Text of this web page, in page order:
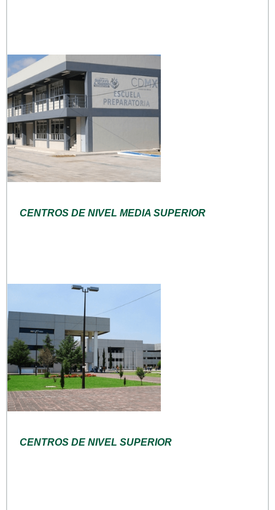
CENTROS DE NIVEL MEDIA SUPERIOR
CENTROS DE NIVEL SUPERIOR